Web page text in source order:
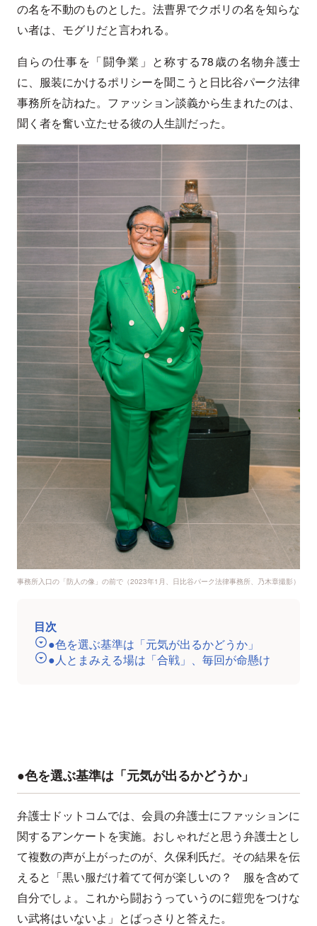
の名を不動のものとした。法曹界でクボリの名を知らな
い者は、モグリだと言われる。
自らの仕事を「闘争業」と称する78歳の名物弁護士
に、服装にかけるポリシーを聞こうと日比谷パーク法律
事務所を訪ねた。ファッション談義から生まれたのは、
聞く者を奮い立たせる彼の人生訓だった。
事務所入口の「防人の像」の前で（2023年1月、日比谷パーク法律事務所、乃木章撮影）
目次
●色を選ぶ基準は「元気が出るかどうか」
●人とまみえる場は「合戦」、毎回が命懸け
●色を選ぶ基準は「元気が出るかどうか」
弁護士ドットコムでは、会員の弁護士にファッションに
関するアンケートを実施。おしゃれだと思う弁護士とし
て複数の声が上がったのが、久保利氏だ。その結果を伝
えると「黒い服だけ着てて何が楽しいの？ 服を含めて
自分でしょ。これから闘おうっていうのに鎧兜をつけな
い武将はいないよ」とばっさりと答えた。